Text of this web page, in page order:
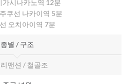
가시나카노역 12분
쿠선 나카이역 5분
오치아이역 7분
종별 / 구조
맨션 / 철골조